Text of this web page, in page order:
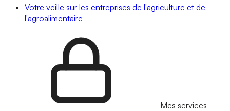
Votre veille sur les entreprises de l'agriculture et de
l'agroalimentaire
Mes services